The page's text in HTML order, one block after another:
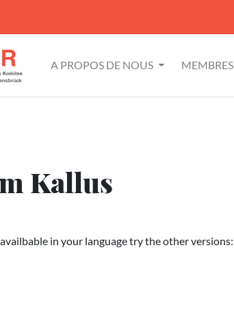
A PROPOS DE NOUS MEMBRES
Kallus
in your language try the other versions: